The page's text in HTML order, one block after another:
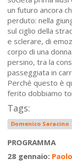
un futuro ancora
perduto: nella
sul ciglio della
e sclerare, di
corpo di una
persino, tra la
passeggiata in
Perché questo è
ferito dobbiamo
Tags:
Domenico Saracino
PROGRAMMA
28 gennaio: